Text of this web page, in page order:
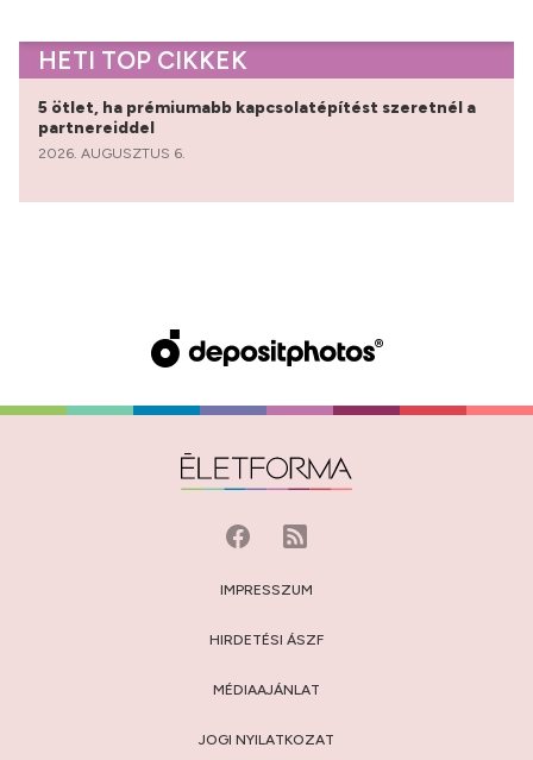
HETI TOP CIKKEK
5 ötlet, ha prémiumabb kapcsolatépítést szeretnél a
partnereiddel
2026. AUGUSZTUS 6.
IMPRESSZUM
HIRDETÉSI ÁSZF
MÉDIAAJÁNLAT
JOGI NYILATKOZAT